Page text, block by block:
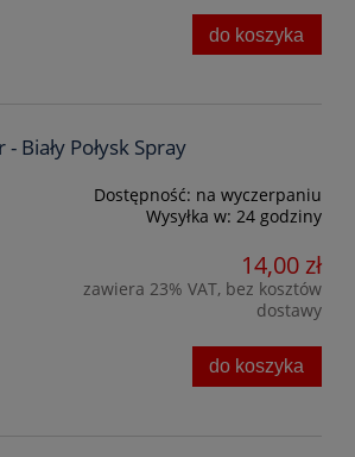
do koszyka
Biały Połysk Spray
Dostępność: na wyczerpaniu
Wysyłka w: 24 godziny
14,00 zł
zawiera 23% VAT, bez kosztów
dostawy
do koszyka